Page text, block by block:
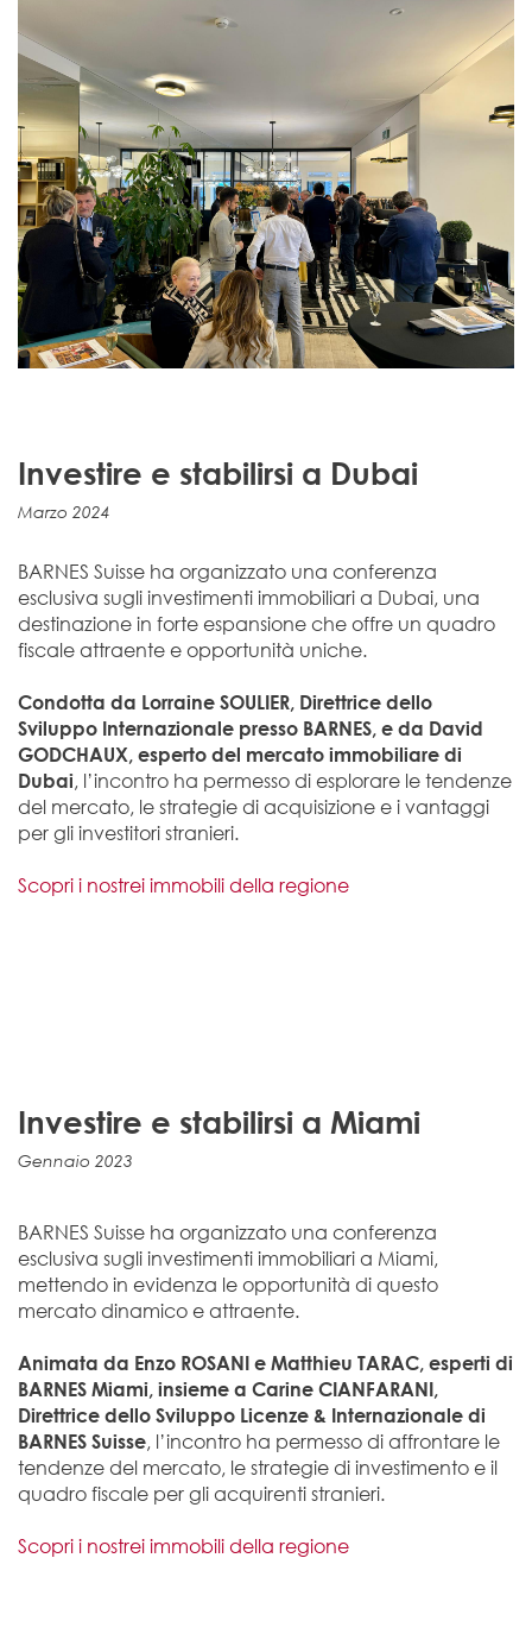
Investire e stabilirsi a Dubai
Marzo 2024
BARNES Suisse ha organizzato una conferenza
esclusiva sugli investimenti immobiliari a Dubai, una
destinazione in forte espansione che offre un quadro
fiscale attraente e opportunità uniche.
Condotta da Lorraine SOULIER, Direttrice dello
Sviluppo Internazionale presso BARNES, e da David
GODCHAUX, esperto del mercato immobiliare di
Dubai, l’incontro ha permesso di esplorare le tendenze
del mercato, le strategie di acquisizione e i vantaggi
per gli investitori stranieri.
Scopri i nostrei immobili della regione
Investire e stabilirsi a Miami
Gennaio 2023
BARNES Suisse ha organizzato una conferenza
esclusiva sugli investimenti immobiliari a Miami,
mettendo in evidenza le opportunità di questo
mercato dinamico e attraente.
Animata da Enzo ROSANI e Matthieu TARAC, esperti di
BARNES Miami, insieme a Carine CIANFARANI,
Direttrice dello Sviluppo Licenze & Internazionale di
BARNES Suisse, l’incontro ha permesso di affrontare le
tendenze del mercato, le strategie di investimento e il
quadro fiscale per gli acquirenti stranieri.
Scopri i nostrei immobili della regione